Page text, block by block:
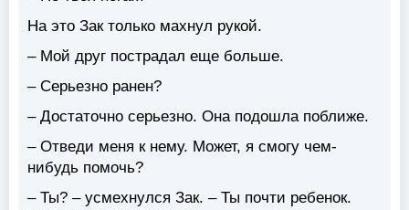
На это Зак только махнул рукой.
– Мой друг пострадал еще больше.
– Серьезно ранен?
– Достаточно серьезно. Она подошла поближе.
– Отведи меня к нему. Может, я смогу чем-
нибудь помочь?
– Ты? – усмехнулся Зак. – Ты почти ребенок.